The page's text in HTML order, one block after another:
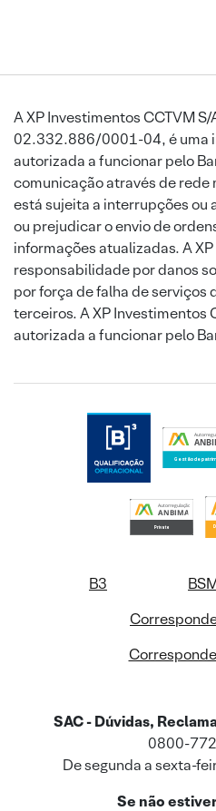
A XP Investimentos CCTVM
02.332.886/0001-04, é uma
autorizada a funcionar pelo
comunicação através de
está sujeita a interrupções ou
ou prejudicar o envio de
informações atualizadas. A
responsabilidade por danos
por força de falha de serviços
terceiros. A XP Investimentos
autorizada a funcionar pelo
B3
SAC - Dúvidas,
0800-
De segunda a sexta-
Se não